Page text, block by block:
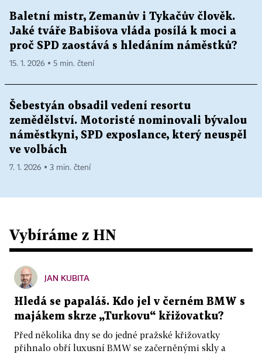
Baletní mistr, Zemanův i Tykačův člověk.
Jaké tváře Babišova vláda posílá k moci a
proč SPD zaostává s hledáním náměstků?
15. 1. 2026 ▪ 5 min. čtení
Šebestyán obsadil vedení resortu
zemědělství. Motoristé nominovali bývalou
náměstkyni, SPD exposlance, který neuspěl
ve volbách
7. 1. 2026 ▪ 3 min. čtení
Vybíráme z HN
JAN KUBITA
Hledá se papaláš. Kdo jel v černém BMW s
majákem skrze „Turkovu“ křižovatku?
Před několika dny se do jedné pražské křižovatky
přihnalo obří luxusní BMW se začerněnými skly a